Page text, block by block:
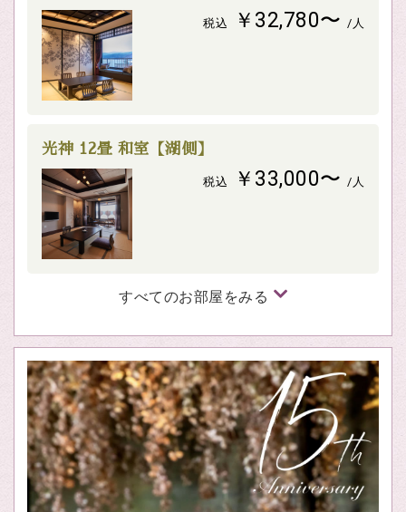
税込 ￥32,780〜 /人
光神 12畳 和室【湖側】
税込 ￥33,000〜 /人
すべてのお部屋をみる